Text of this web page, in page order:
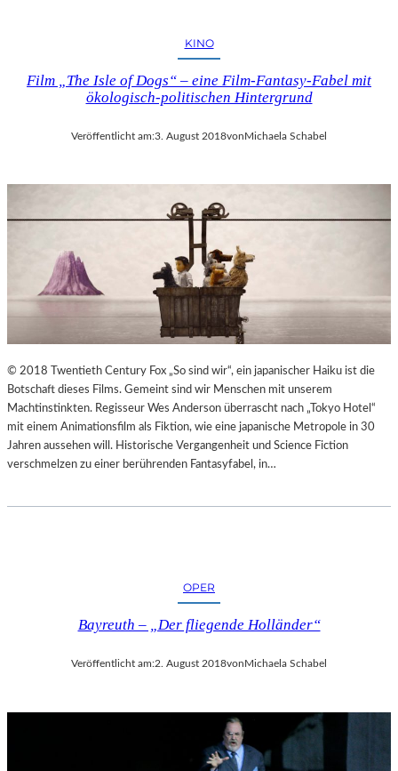
KINO
Film „The Isle of Dogs“ – eine Film-Fantasy-Fabel mit
ökologisch-politischen Hintergrund
Veröffentlicht am:3. August 2018vonMichaela Schabel
© 2018 Twentieth Century Fox „So sind wir“, ein japanischer Haiku ist die
Botschaft dieses Films. Gemeint sind wir Menschen mit unserem
Machtinstinkten. Regisseur Wes Anderson überrascht nach „Tokyo Hotel“
mit einem Animationsfilm als Fiktion, wie eine japanische Metropole in 30
Jahren aussehen will. Historische Vergangenheit und Science Fiction
verschmelzen zu einer berührenden Fantasyfabel, in…
OPER
Bayreuth – „Der fliegende Holländer“
Veröffentlicht am:2. August 2018von Michaela Schabel